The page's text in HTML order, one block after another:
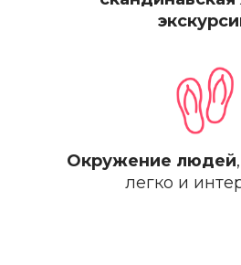
Окружение людей
легко и